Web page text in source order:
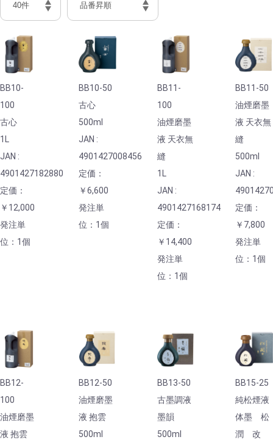
BB10-
100
古心
1L
JAN :
4901427182880
定価：
￥12,000
発注単
位：1個
BB10-50
古心
500ml
JAN :
4901427008456
定価：
￥6,600
発注単
位：1個
BB11-
100
油煙磨墨
液 天衣無
縫
1L
JAN :
4901427168174
定価：
￥14,400
発注単
位：1個
BB11-50
油煙磨墨
液 天衣無
縫
500ml
JAN :
定価：
￥7,800
発注単
位：1個
BB12-
100
油煙磨墨
液 抱雲
BB12-50
油煙磨墨
液 抱雲
500ml
BB13-50
古墨調液
墨韻
500ml
BB15-25
純松煙液
体墨 松
潤 改